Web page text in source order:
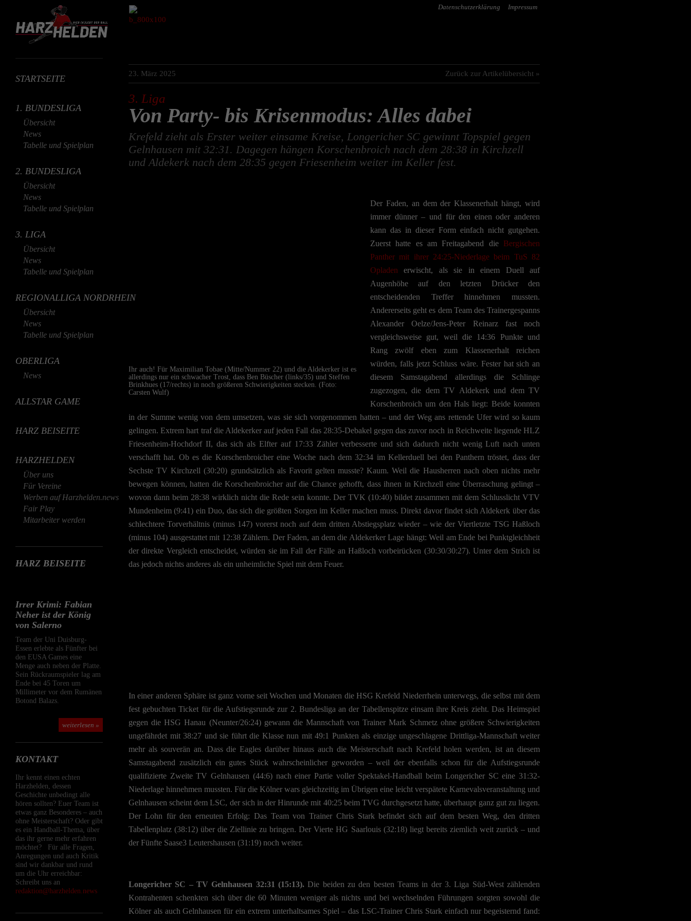
STARTSEITE
1. BUNDESLIGA
Übersicht
News
Tabelle und Spielplan
2. BUNDESLIGA
Übersicht
News
Tabelle und Spielplan
3. LIGA
Übersicht
News
Tabelle und Spielplan
REGIONALLIGA NORDRHEIN
Übersicht
News
Tabelle und Spielplan
OBERLIGA
News
ALLSTAR GAME
HARZ BEISEITE
HARZHELDEN
Über uns
Für Vereine
Werben auf Harzhelden.news
Fair Play
Mitarbeiter werden
HARZ BEISEITE
Irrer Krimi: Fabian
Neher ist der König
von Salerno
Team der Uni Duisburg-
Essen erlebte als Fünfter bei
den EUSA Games eine
Menge auch neben der Platte.
Sein Rückraumspieler lag am
Ende bei 45 Toren um
Millimeter vor dem Rumänen
Botond Balazs.
weiterlesen »
KONTAKT
Ihr kennt einen echten
Harzhelden, dessen
Geschichte unbedingt alle
hören sollten? Euer Team ist
etwas ganz Besonderes – auch
ohne Meisterschaft? Oder gibt
es ein Handball-Thema, über
das ihr gerne mehr erfahren
möchtet? Für alle Fragen,
Anregungen und auch Kritik
sind wir dankbar und rund
um die Uhr erreichbar:
Schreibt uns an
redaktion@harzhelden.news
Datenschutzerklärung Impressum
23. März 2025 Zurück zur Artikelübersicht »
3. Liga
Von Party- bis Krisenmodus: Alles dabei
Krefeld zieht als Erster weiter einsame Kreise, Longericher SC gewinnt Topspiel gegen
Gelnhausen mit 32:31. Dagegen hängen Korschenbroich nach dem 28:38 in Kirchzell
und Aldekerk nach dem 28:35 gegen Friesenheim weiter im Keller fest.
Ihr auch! Für Maximilian Tobae (Mitte/Nummer 22) und die Aldekerker ist es
allerdings nur ein schwacher Trost, dass Ben Büscher (links/35) und Steffen
Brinkhues (17/rechts) in noch größeren Schwierigkeiten stecken. (Foto:
Carsten Wulf)
Der Faden, an dem der Klassenerhalt hängt, wird
immer dünner – und für den einen oder anderen
kann das in dieser Form einfach nicht gutgehen.
Zuerst hatte es am Freitagabend die Bergischen
Panther mit ihrer 24:25-Niederlage beim TuS 82
Opladen erwischt, als sie in einem Duell auf
Augenhöhe auf den letzten Drücker den
entscheidenden Treffer hinnehmen mussten.
Andererseits geht es dem Team des Trainergespanns
Alexander Oelze/Jens-Peter Reinarz fast noch
vergleichsweise gut, weil die 14:36 Punkte und
Rang zwölf eben zum Klassenerhalt reichen
würden, falls jetzt Schluss wäre. Fester hat sich an
diesem Samstagabend allerdings die Schlinge
zugezogen, die dem TV Aldekerk und dem TV
Korschenbroich um den Hals liegt: Beide konnten
in der Summe wenig von dem umsetzen, was sie sich vorgenommen hatten – und der Weg ans rettende Ufer wird so kaum
gelingen. Extrem hart traf die Aldekerker auf jeden Fall das 28:35-Debakel gegen das zuvor noch in Reichweite liegende HLZ
Friesenheim-Hochdorf II, das sich als Elfter auf 17:33 Zähler verbesserte und sich dadurch nicht wenig Luft nach unten
verschafft hat. Ob es die Korschenbroicher eine Woche nach dem 32:34 im Kellerduell bei den Panthern tröstet, dass der
Sechste TV Kirchzell (30:20) grundsätzlich als Favorit gelten musste? Kaum. Weil die Hausherren nach oben nichts mehr
bewegen können, hatten die Korschenbroicher auf die Chance gehofft, dass ihnen in Kirchzell eine Überraschung gelingt –
wovon dann beim 28:38 wirklich nicht die Rede sein konnte. Der TVK (10:40) bildet zusammen mit dem Schlusslicht VTV
Mundenheim (9:41) ein Duo, das sich die größten Sorgen im Keller machen muss. Direkt davor findet sich Aldekerk über das
schlechtere Torverhältnis (minus 147) vorerst noch auf dem dritten Abstiegsplatz wieder – wie der Viertletzte TSG Haßloch
(minus 104) ausgestattet mit 12:38 Zählern. Der Faden, an dem die Aldekerker Lage hängt: Weil am Ende bei Punktgleichheit
der direkte Vergleich entscheidet, würden sie im Fall der Fälle an Haßloch vorbeirücken (30:30/30:27). Unter dem Strich ist
das jedoch nichts anderes als ein unheimliche Spiel mit dem Feuer.
In einer anderen Sphäre ist ganz vorne seit Wochen und Monaten die HSG Krefeld Niederrhein unterwegs, die selbst mit dem
fest gebuchten Ticket für die Aufstiegsrunde zur 2. Bundesliga an der Tabellenspitze einsam ihre Kreis zieht. Das Heimspiel
gegen die HSG Hanau (Neunter/26:24) gewann die Mannschaft von Trainer Mark Schmetz ohne größere Schwierigkeiten
ungefährdet mit 38:27 und sie führt die Klasse nun mit 49:1 Punkten als einzige ungeschlagene Drittliga-Mannschaft weiter
mehr als souverän an. Dass die Eagles darüber hinaus auch die Meisterschaft nach Krefeld holen werden, ist an diesem
Samstagabend zusätzlich ein gutes Stück wahrscheinlicher geworden – weil der ebenfalls schon für die Aufstiegsrunde
qualifizierte Zweite TV Gelnhausen (44:6) nach einer Partie voller Spektakel-Handball beim Longericher SC eine 31:32-
Niederlage hinnehmen mussten. Für die Kölner wars gleichzeitig im Übrigen eine leicht verspätete Karnevalsveranstaltung und
Gelnhausen scheint dem LSC, der sich in der Hinrunde mit 40:25 beim TVG durchgesetzt hatte, überhaupt ganz gut zu liegen.
Der Lohn für den erneuten Erfolg: Das Team von Trainer Chris Stark befindet sich auf dem besten Weg, den dritten
Tabellenplatz (38:12) über die Ziellinie zu bringen. Der Vierte HG Saarlouis (32:18) liegt bereits ziemlich weit zurück – und
der Fünfte Saase3 Leutershausen (31:19) noch weiter.
Longericher SC – TV Gelnhausen 32:31 (15:13). Die beiden zu den besten Teams in der 3. Liga Süd-West zählenden
Kontrahenten schenkten sich über die 60 Minuten weniger als nichts und bei wechselnden Führungen sorgten sowohl die
Kölner als auch Gelnhausen für ein extrem unterhaltsames Spiel – das LSC-Trainer Chris Stark einfach nur begeisternd fand: